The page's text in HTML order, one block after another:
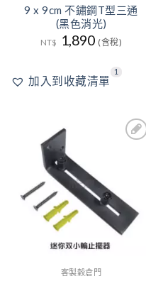
9 x 9cm 不鏽鋼T型三通
(黑色消光)
NT$ 1,890 (含稅)
加入到收藏清單
1
加入
客製穀倉門